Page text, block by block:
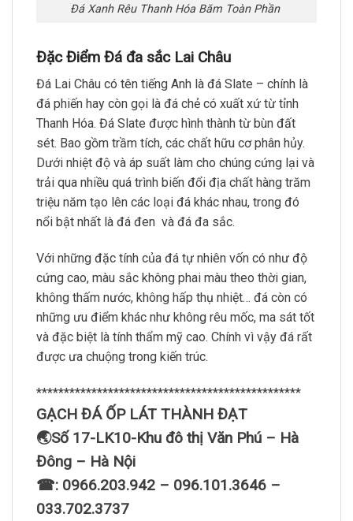
Đá Xanh Rêu Thanh Hóa Băm Toàn Phần
Đặc Điểm Đá đa sắc Lai Châu
Đá Lai Châu có tên tiếng Anh là đá Slate – chính là
đá phiến hay còn gọi là đá chẻ có xuất xứ từ tỉnh
Thanh Hóa. Đá Slate được hình thành từ bùn đất
sét. Bao gồm trầm tích, các chất hữu cơ phân hủy.
Dưới nhiệt độ và áp suất làm cho chúng cứng lại và
trải qua nhiều quá trình biến đổi địa chất hàng trăm
triệu năm tạo lên các loại đá khác nhau, trong đó
nổi bật nhất là đá đen và đá đa sắc.
Với những đặc tính của đá tự nhiên vốn có như độ
cứng cao, màu sắc không phai màu theo thời gian,
không thấm nước, không hấp thụ nhiệt… đá còn có
những ưu điểm khác như không rêu mốc, ma sát tốt
và đặc biệt là tính thẩm mỹ cao. Chính vì vậy đá rất
được ưa chuộng trong kiến trúc.
************************************************
GẠCH ĐÁ ỐP LÁT THÀNH ĐẠT
🌏Số 17-LK10-Khu đô thị Văn Phú – Hà
Đông – Hà Nội
☎: 0966.203.942 – 096.101.3646 –
033.702.3737